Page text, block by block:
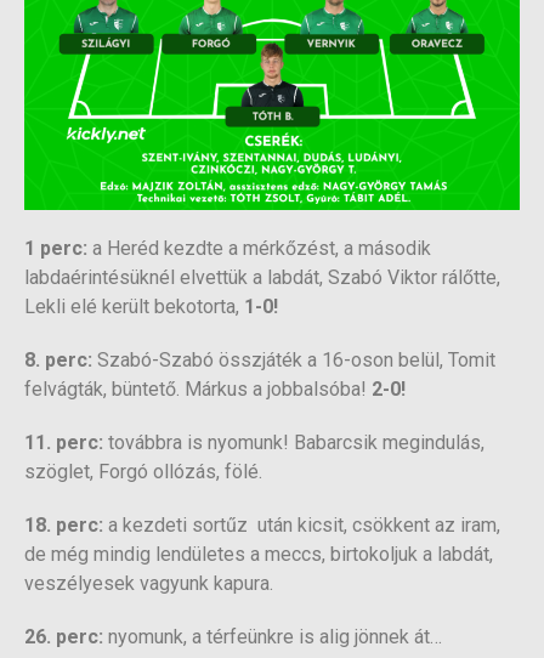
1 perc: a Heréd kezdte a mérkőzést, a második
labdaérintésüknél elvettük a labdát, Szabó Viktor rálőtte,
Lekli elé került bekotorta, 1-0!
8. perc: Szabó-Szabó összjáték a 16-oson belül, Tomit
felvágták, büntető. Márkus a jobbalsóba! 2-0!
11. perc: továbbra is nyomunk! Babarcsik megindulás,
szöglet, Forgó ollózás, fölé.
18. perc: a kezdeti sortűz után kicsit, csökkent az iram,
de még mindig lendületes a meccs, birtokoljuk a labdát,
veszélyesek vagyunk kapura.
26. perc: nyomunk, a térfeünkre is alig jönnek át…